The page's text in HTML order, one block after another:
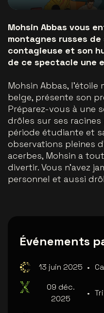
Mohsin Abbas vous
montagnes russes de
contagieuse et son
de ce spectacle une
Mohsin Abbas, l'étoile
belge, présente son
Préparez-vous à une
drôles sur ses
période étudiante et
observations pleines
acerbes, Mohsin a
divertir. Vous n'avez
personnel et aussi
Événements
13 juin 2025 •
09 déc.
2025
•